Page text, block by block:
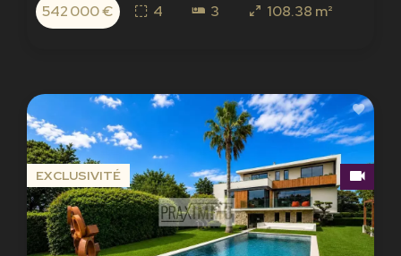
542 000 € 4 3 108.38 m²
EXCLUSIVITÉ